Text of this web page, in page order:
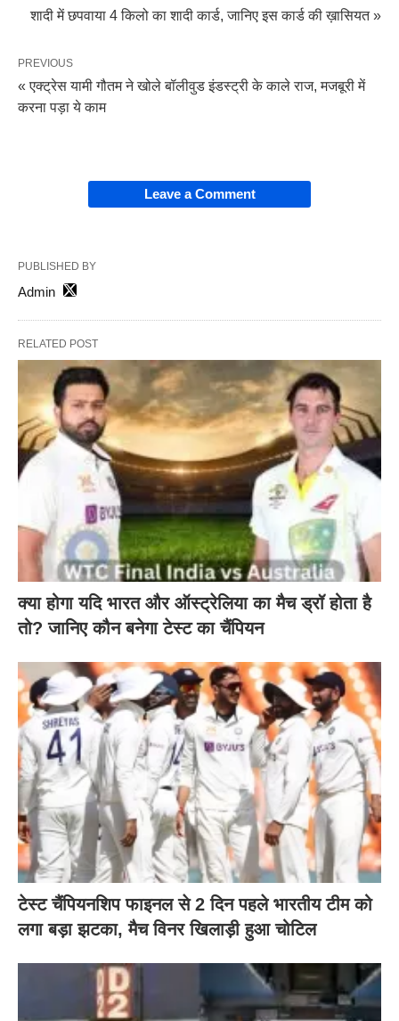
शादी में छपवाया 4 किलो का शादी कार्ड, जानिए इस कार्ड की ख़ासियत »
PREVIOUS
« एक्ट्रेस यामी गौतम ने खोले बॉलीवुड इंडस्ट्री के काले राज, मजबूरी में
करना पड़ा ये काम
Leave a Comment
PUBLISHED BY
Admin
RELATED POST
क्या होगा यदि भारत और ऑस्ट्रेलिया का मैच ड्रॉ होता है
तो? जानिए कौन बनेगा टेस्ट का चैंपियन
टेस्ट चैंपियनशिप फाइनल से 2 दिन पहले भारतीय टीम को
लगा बड़ा झटका, मैच विनर खिलाड़ी हुआ चोटिल